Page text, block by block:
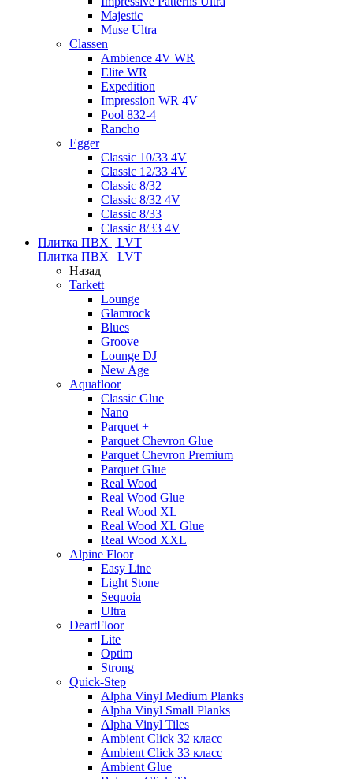
Majestic
Muse Ultra
Classen
Ambience 4V WR
Elite WR
Expedition
Impression WR 4V
Pool 832-4
Rancho
Egger
Classic 10/33 4V
Classic 12/33 4V
Classic 8/32
Classic 8/32 4V
Classic 8/33
Classic 8/33 4V
Плитка ПВХ | LVT
Плитка ПВХ | LVT
Назад
Tarkett
Lounge
Glamrock
Blues
Groove
Lounge DJ
New Age
Aquafloor
Classic Glue
Nano
Parquet +
Parquet Chevron Glue
Parquet Chevron Premium
Parquet Glue
Real Wood
Real Wood Glue
Real Wood XL
Real Wood XL Glue
Real Wood XXL
Alpine Floor
Easy Line
Light Stone
Sequoia
Ultra
DeartFloor
Lite
Optim
Strong
Quick-Step
Alpha Vinyl Medium Planks
Alpha Vinyl Small Planks
Alpha Vinyl Tiles
Ambient Click 32 класс
Ambient Click 33 класс
Ambient Glue